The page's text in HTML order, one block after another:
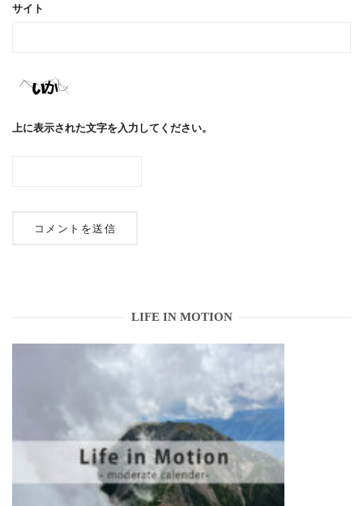
サイト
上に表示された文字を入力してください。
LIFE IN MOTION